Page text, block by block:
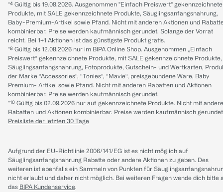
*⁴ Gültig bis 19.08.2026. Ausgenommen "Einfach Preiswert" gekennzeichnete
Produkte, mit SALE gekennzeichnete Produkte, Säuglingsanfangsnahrung,
Baby-Premium-Artikel sowie Pfand. Nicht mit anderen Aktionen und
kombinierbar. Preise werden kaufmännisch gerundet. Solange der Vorrat
reicht. Bei 1+1 Aktionen ist das günstigste Produkt gratis.
*⁸ Gültig bis 12.08.2026 nur im BIPA Online Shop. Ausgenommen „Einfach
Preiswert“ gekennzeichnete Produkte, mit SALE gekennzeichnete Produkte,
Säuglingsanfangsnahrung, Fotoprodukte, Gutschein- und Wertkarten,
der Marke “Accessories“, “Tonies“, “Mavie“, preisgebundene Ware, Baby
Premium- Artikel sowie Pfand. Nicht mit anderen Rabatten und Aktionen
kombinierbar. Preise werden kaufmännisch gerundet.
*¹⁰ Gültig bis 02.09.2026 nur auf gekennzeichnete Produkte. Nicht mit
Rabatten und Aktionen kombinierbar. Preise werden kaufmännisch
Preisliste der letzten 30 Tage
Aufgrund der EU-Richtlinie 2006/141/EG ist es nicht möglich auf
Säuglingsanfangsnahrung Rabatte oder andere Aktionen zu geben. Des
weiteren ist ebenfalls ein Sammeln von Punkten für
nicht erlaubt und daher nicht möglich. Bei weiteren Fragen wende dich bitte
das BIPA Kundenservice.